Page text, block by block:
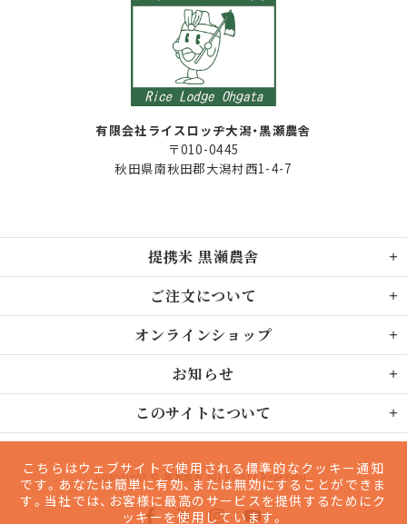
有限会社ライスロッヂ大潟・黒瀬農舎
〒010-0445
秋田県南秋田郡大潟村西1-4-7
提携米 黒瀬農舎
ご注文について
オンラインショップ
お知らせ
このサイトについて
Copyright © 黒瀬農舎 All Rights Reserved.
こちらはウェブサイトで使用される標準的なクッキー通知
です。あなたは簡単に有効、または無効にすることができま
す。当社では、お客様に最高のサービスを提供するためにク
ッキーを使用しています。